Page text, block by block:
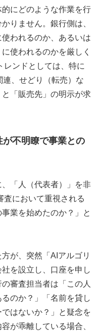
にどのような作業を行
りません。銀行側は、
われるのか、あるいは
使われるのかを厳しく
レンドとしては、特に
、せどり（転売）な
「販売先」の明示が求
不明瞭で事業との
「人（代表者）」を非
査において重視される
業を始めたのか？」と
が、突然「AIアルゴリ
を設立し、口座を申し
審査担当者は「この人
のか？」「名前を貸し
はないか？」と疑念を
が乖離している場合、